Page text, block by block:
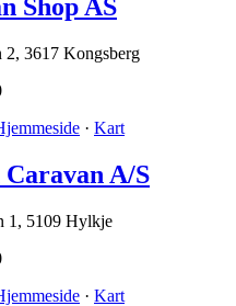
Shop AS
2, 3617 Kongsberg
· Kart
Caravan A/S
1 , 5109 Hylkje
· Kart